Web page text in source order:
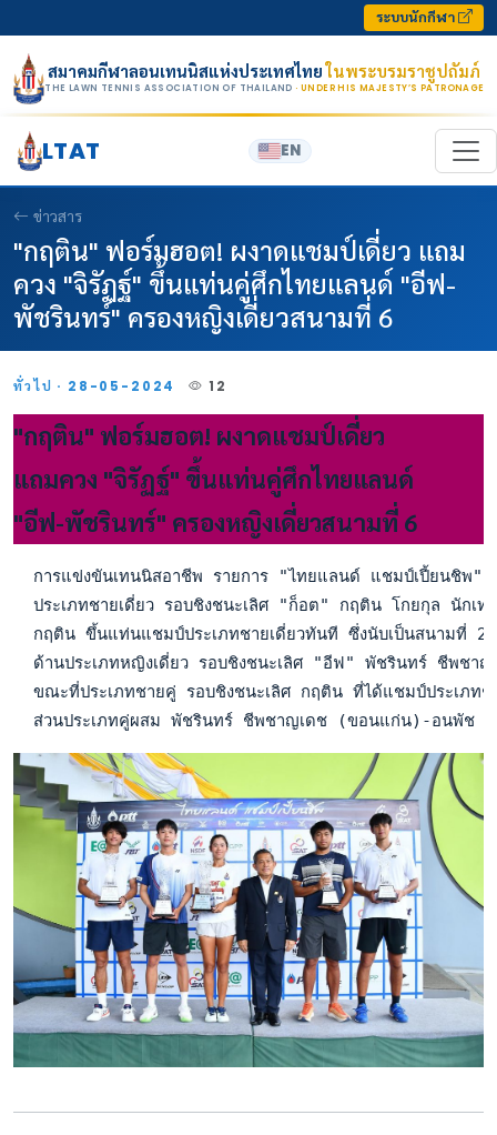
ระบบนักกีฬา
สมาคมกีฬาลอนเทนนิสแห่งประเทศไทยในพระบรมราชูปถัมภ์
THE LAWN TENNIS ASSOCIATION OF THAILAND · UNDER HIS MAJESTY’S PATRONAGE
LTAT EN
ข่าวสาร
"กฤติน" ฟอร์มฮอต! ผงาดแชมป์เดี่ยว แถม
ควง "จิรัฏฐ์" ขึ้นแท่นคู่ศึกไทยแลนด์ "อีฟ-
พัชรินทร์" ครองหญิงเดี่ยวสนามที่ 6
ทั่วไป · 28-05-2024 12
"กฤติน" ฟอร์มฮอต! ผงาดแชมป์เดี่ยว
แถมควง "จิรัฏฐ์" ขึ้นแท่นคู่ศึกไทยแลนด์
"อีฟ-พัชรินทร์" ครองหญิงเดี่ยวสนามที่ 6
การแข่งขันเทนนิสอาชีพ รายการ "ไทยแลนด์ แชมป์เปี้ยนชิพ"
ประเภทชายเดี่ยว รอบชิงชนะเลิศ "ก็อต" กฤติน โกยกุล นักเ
กฤติน ขึ้นแท่นแชมป์ประเภทชายเดี่ยวทันที ซึ่งนับเป็นสนามที่ 2
ด้านประเภทหญิงเดี่ยว รอบชิงชนะเลิศ "อีฟ" พัชรินทร์ ชีพชา
ขณะที่ประเภทชายคู่ รอบชิงชนะเลิศ กฤติน ที่ได้แชมป์ประเภท
ส่วนประเภทคู่ผสม พัชรินทร์ ชีพชาญเดช (ขอนแก่น)-อนพัช ทิ